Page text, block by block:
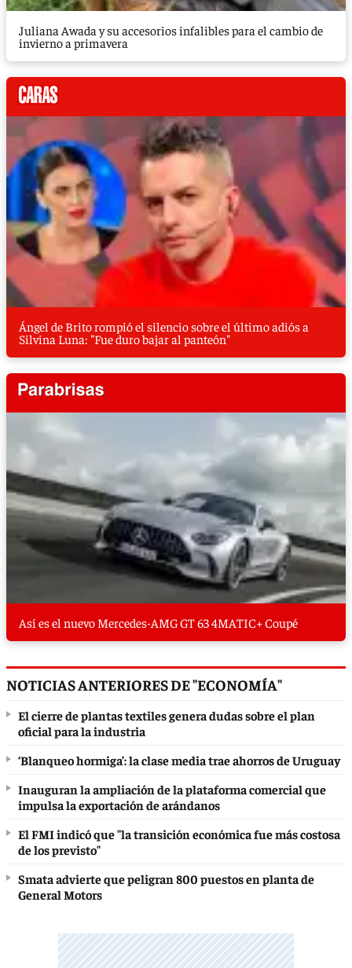
Juliana Awada y su accesorios infalibles para el cambio de
invierno a primavera
Ángel de Brito rompió el silencio sobre el último adiós a
Silvina Luna: "Fue duro bajar al panteón"
Así es el nuevo Mercedes-AMG GT 63 4MATIC+ Coupé
NOTICIAS ANTERIORES DE "ECONOMÍA"
El cierre de plantas textiles genera dudas sobre el plan
oficial para la industria
‘Blanqueo hormiga’: la clase media trae ahorros de Uruguay
Inauguran la ampliación de la plataforma comercial que
impulsa la exportación de arándanos
El FMI indicó que "la transición económica fue más costosa
de los previsto"
Smata advierte que peligran 800 puestos en planta de
General Motors